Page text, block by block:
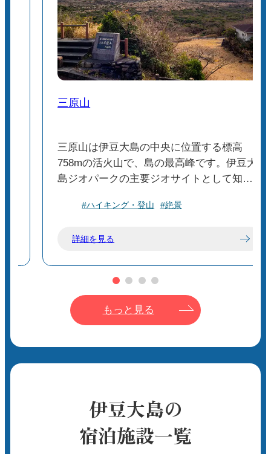
三原山
三原山は伊豆大島の中央に位置する標高
758mの活火山で、島の最高峰です。伊豆大
島ジオパークの主要ジオサイトとして知ら
ら地元の人々に「御神火様（ごじんかさ
としてあがめられてきました。現在は観光
🌋 自然と火山の歴史
誕生と噴火：三原山は1777年～1778年（安
る事態に。現在は噴火警戒区域があるもの
カルデラ火口：直径約300m、深さ約200mの
大カルデラが山頂にあり、活火山の迫力を
感じられます。
火山地形：溶岩流や火山灰層、裏砂漠と呼
#ハイキング・登山 #絶景
詳細を見る
もっと見る
伊豆大島の
宿泊施設一覧